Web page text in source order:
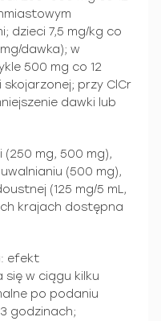
dzieci 7,5 mg/kg co
dawka); w
500 mg co 12
przy ClCr
dawki lub
mg, 500 mg),
(500 mg),
(125 mg/5 mL,
krajach dostępna
efekt
w ciągu kilku
po podaniu
godzinach;